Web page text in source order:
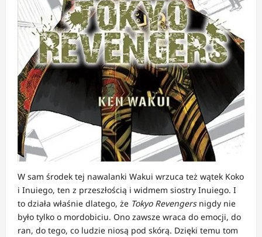
W sam środek tej nawalanki Wakui wrzuca też wątek Koko
i Inuiego, ten z przeszłością i widmem siostry Inuiego. I
to działa właśnie dlatego, że Tokyo Revengersnigdy nie
było tylko o mordobiciu. Ono zawsze wraca do emocji, do
ran, do tego, co ludzie niosą pod skórą. Dzięki temu tom